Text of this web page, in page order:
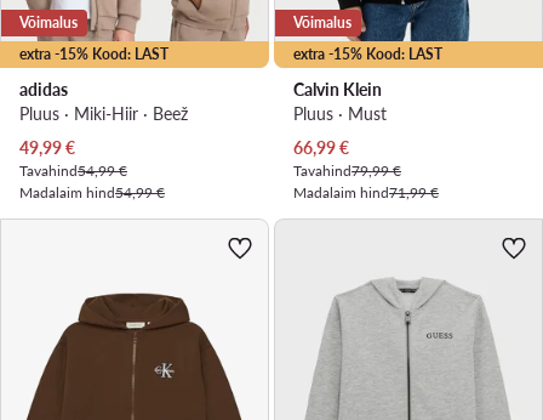
extra -15% Kood: LAST
Võimalus
adidas
Pluus · Miki-Hiir · Beež
Praegune hind
49,99€
Tavahind54,99 €
Madalaim hind54,99 €
extra -15% Kood: LAST
Võimalus
Calvin Klein
Pluus · Must
Praegune hind
66,99€
Tavahind79,99 €
Madalaim hind71,99 €